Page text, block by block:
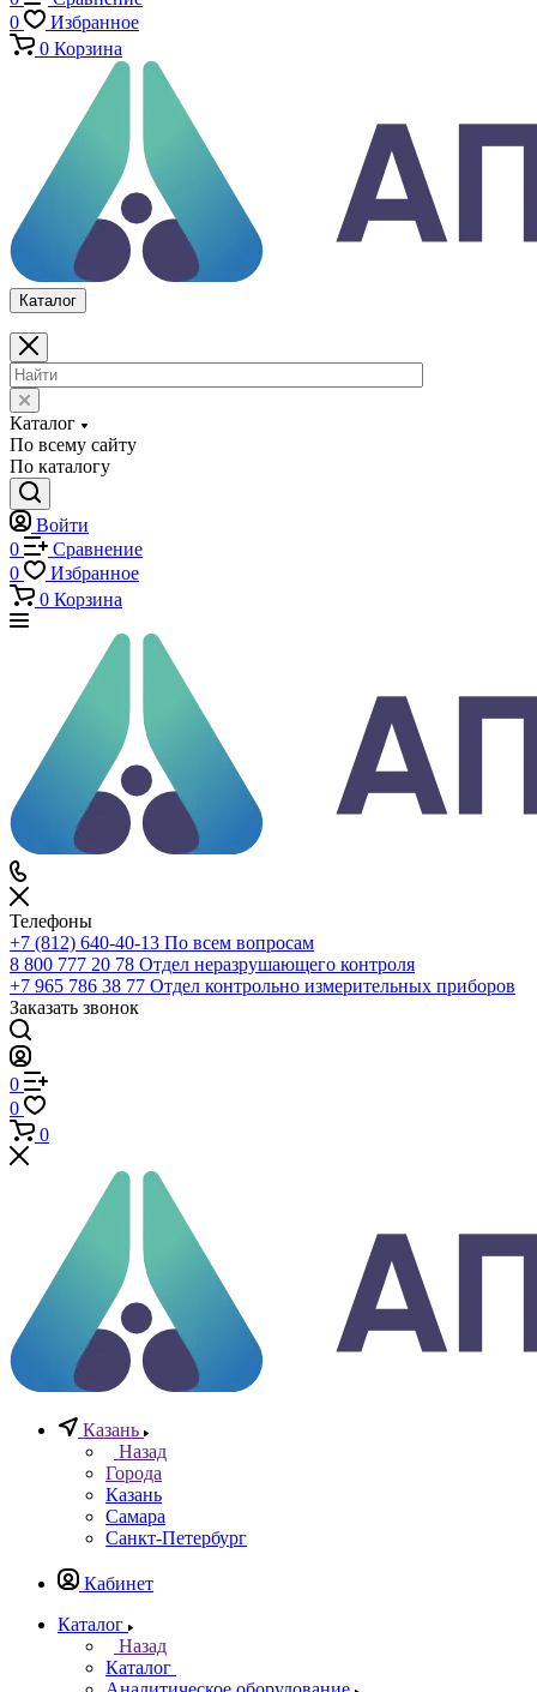
Аттестация испытательного оборудования
Калибровка средств измерений
Каталог
По всему сайту
По каталогу
Войти
0
Сравнение
0
Избранное
Каталог
По всему сайту
По каталогу
0
Сравнение
0
Избранное
+7 (812) 640-40-13
По всем вопросам
8 800 777 20 78
Отдел неразрушающего контроля
+7 965 786 38 77
Отдел контрольно измерительных приборов
Заказать звонок
0
0